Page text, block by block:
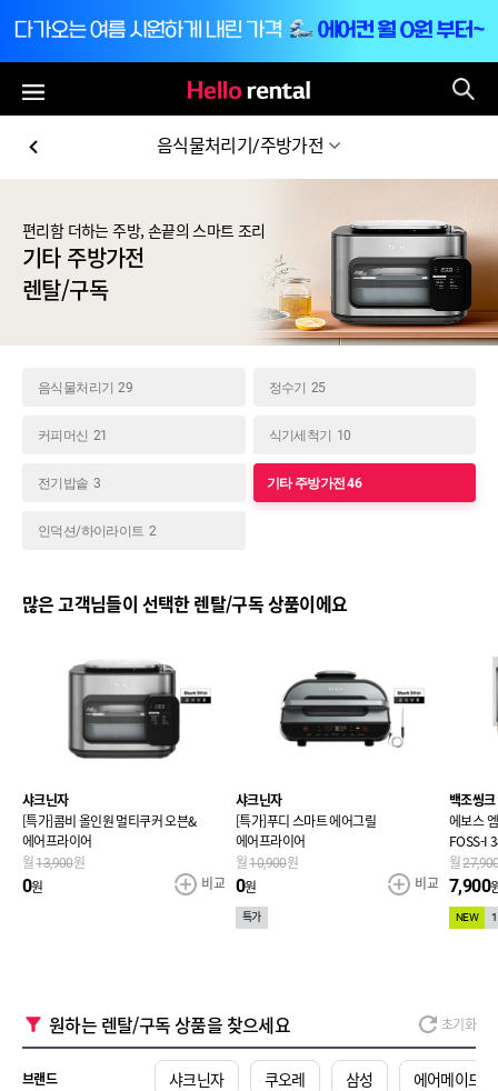
음식물처리기/주방가전
편리함 더하는 주방, 손끝의 스마트 조리
기타 주방가전
렌탈/구독
음식물처리기 29 정수기 25
커피머신 21 식기세척기 10
전기밥솥 3 기타 주방가전46
인덕션/하이라이트 2
많은 고객님들이 선택한 렌탈/구독 상품이에요
샤크닌자
[특가]콤비 올인원 멀티쿠커 오븐&
에어프라이어
월13,900원
0원 비교
샤크닌자
[특가]푸디 스마트 에어그릴
에어프라이어
월10,900원
0원
특가
비교
백조씽크
에보스
FOSS-I
무료)
월
7,900
NEW
원하는 렌탈/구독 상품을 찾으세요 초기화
브랜드 샤크닌자 쿠오레 삼성 에어메이드